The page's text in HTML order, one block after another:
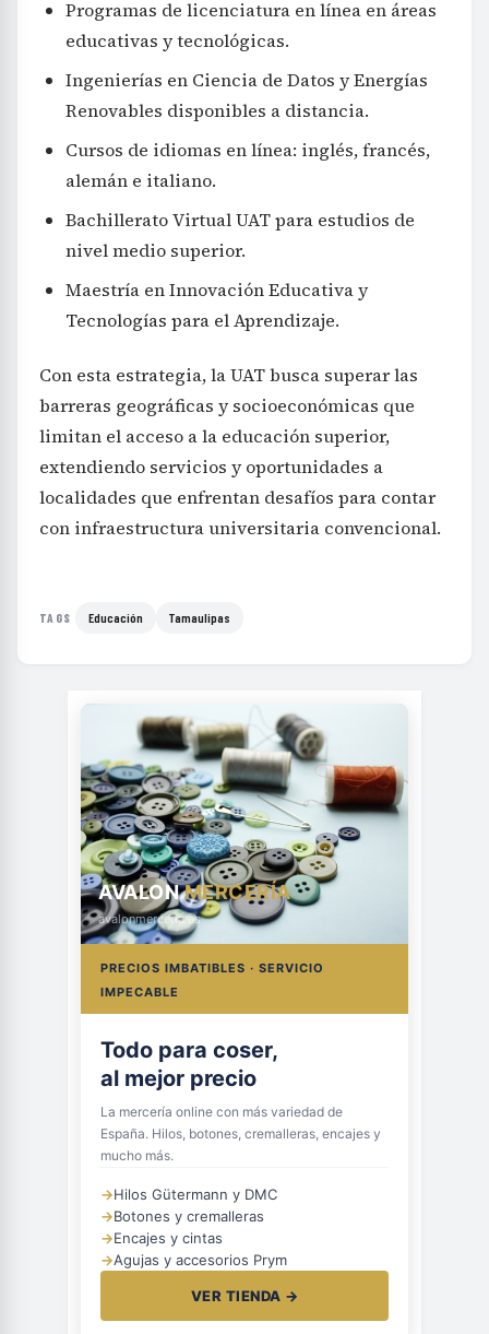
Programas de licenciatura en línea en áreas
educativas y tecnológicas.
Ingenierías en Ciencia de Datos y Energías
Renovables disponibles a distancia.
Cursos de idiomas en línea: inglés, francés,
alemán e italiano.
Bachillerato Virtual UAT para estudios de
nivel medio superior.
Maestría en Innovación Educativa y
Tecnologías para el Aprendizaje.
Con esta estrategia, la UAT busca superar las
barreras geográficas y socioeconómicas que
limitan el acceso a la educación superior,
extendiendo servicios y oportunidades a
localidades que enfrentan desafíos para contar
con infraestructura universitaria convencional.
TAGS Educación Tamaulipas
AVALONMERCERÍA
avalonmerceria.es
PRECIOS IMBATIBLES · SERVICIO
IMPECABLE
Todo para coser,
al mejor precio
La mercería online con más variedad de
España. Hilos, botones, cremalleras, encajes y
mucho más.
→Hilos Gütermann y DMC
→Botones y cremalleras
→Encajes y cintas
→Agujas y accesorios Prym
VER TIENDA →